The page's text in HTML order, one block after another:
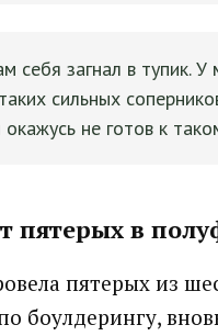
себя загнал в тупик.
сильных
не готов к
пятерых в
пятерых из
боулдерингу,